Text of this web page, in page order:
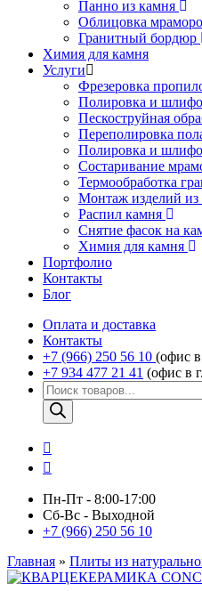
Панно из камня
Облицовка
Гранитный бордюр
Химия для камня
Услуги
Фрезеровка
Полировка и
Пескоструйная
Переполировка
Полировка и
Состаривание
Термообработка
Монтаж изделий из
Распил камня
Снятие фасок на
Химия для камня
Портфолио
Контакты
Блог
Оплата и доставка
Контакты
+7 (966) 250 56 10 (офис в
+7 934 477 21 41 (офис в
Поиск
товаров
Пн-Пт - 8:00-17:00
Сб-Вс - Выходной
+7 (966) 250 56 10
Главная » Плиты из